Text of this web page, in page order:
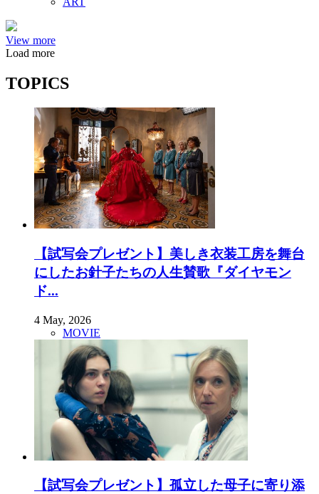
View more
Load more
TOPICS
【試写会プレゼント】美しき衣装工房を舞台
にしたお針子たちの人生賛歌『ダイヤモン
ド...
4 May, 2026
MOVIE
【試写会プレゼント】孤立した母子に寄り添